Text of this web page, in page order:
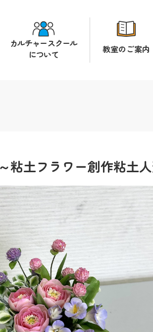
カルチャースクール
について
教室のご案内
粘土フラワー創作粘土